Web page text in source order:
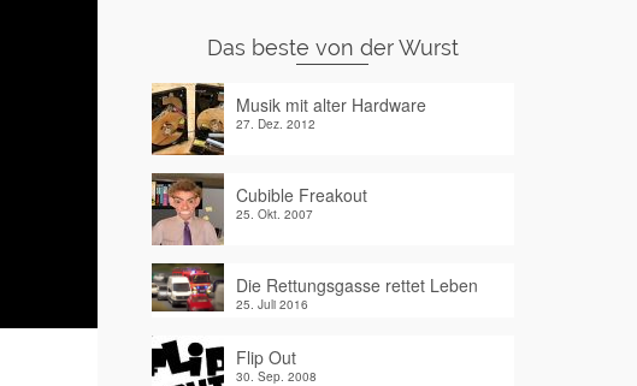
Das beste von der Wurst
Musik mit alter Hardware
27. Dez. 2012
Cubible Freakout
25. Okt. 2007
Die Rettungsgasse rettet Leben
25. Juli 2016
Flip Out
30. Sep. 2008